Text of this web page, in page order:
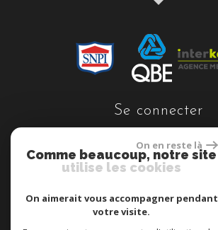
se connecter
On en reste là
Comme beaucoup, notre site
utilise les cookies
On aimerait vous accompagner pendant
votre visite.